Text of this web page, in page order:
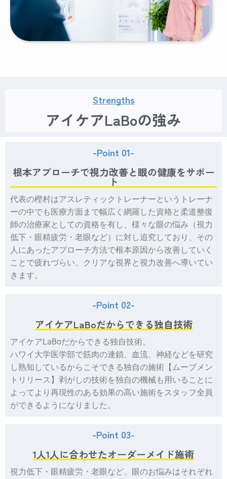
Strengths
アイケアLaBoの強み
-Point 01-
根本アプローチで視力改善と眼の健康をサポー
ト
代表の樫村はアスレティックトレーナーというトレーナ
ーの中でも医療方面まで幅広く網羅した資格と柔道整復
師の治療家としての資格を有し、様々な眼の悩み（視力
低下・眼精疲労・老眼など）に対し追究しており、その
人にあったアプローチ方法で根本原因から改善していく
ことで疲れづらい、クリアな視界と視力改善へ導いてい
きます。
-Point 02-
アイケアLaBoだからできる独自技術
アイケアLaBoだからできる独自技術。
ハワイ大学医学部で筋肉の連鎖、血流、神経などを研究
し熟知しているからこそできる独自の施術【ムーブメン
トリリース】剥がしの技術を独自の機械も用いることに
よってより再現性のある効果の高い施術をスタッフ全員
ができるようになりました。
-Point 03-
1人1人に合わせたオーダーメイド施術
視力低下・眼精疲労・老眼など、眼のお悩みはそれぞれ